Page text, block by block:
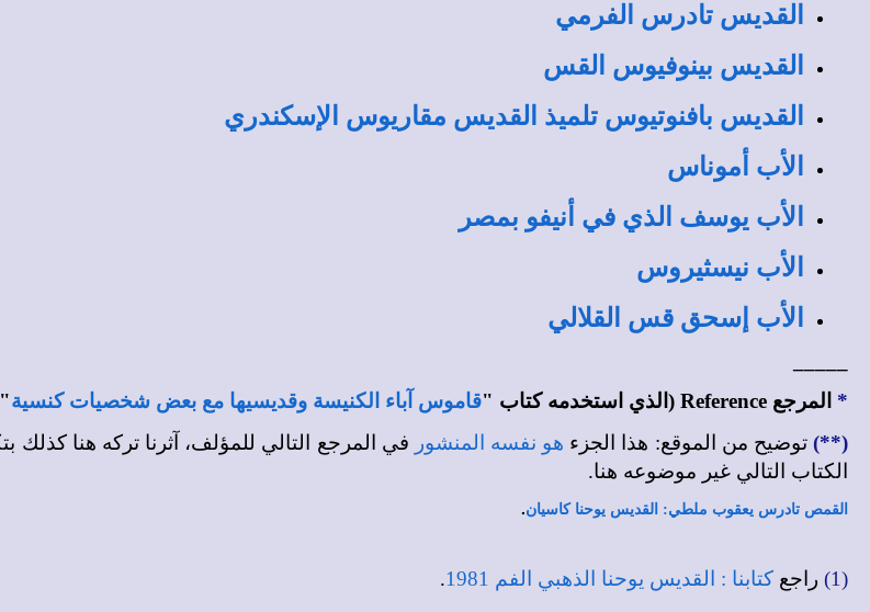
القديس تادرس الفرمي
القديس بينوفيوس القس
القديس بافنوتيوس تلميذ القديس مقاريوس الإسكندري
الأب أموناس
الأب يوسف الذي في أنيفو بمصر
الأب نيسثيروس
الأب إسحق قس القلالي
* المرجع Reference (الذي استخدمه كتاب "قاموس آباء الكنيسة وقديسيها مع بعض شخصيات كنسية
(**) توضيح من الموقع: هذا الجزء هو نفسه المنشور في المرجع التالي للمؤلف، آثرنا تركه هنا
الكتاب التالي غير موضوعه هنا.
القمص تادرس يعقوب ملطي: القديس يوحنا كاسيان.
(1) راجع كتابنا : القديس يوحنا الذهبي الفم 1981
.